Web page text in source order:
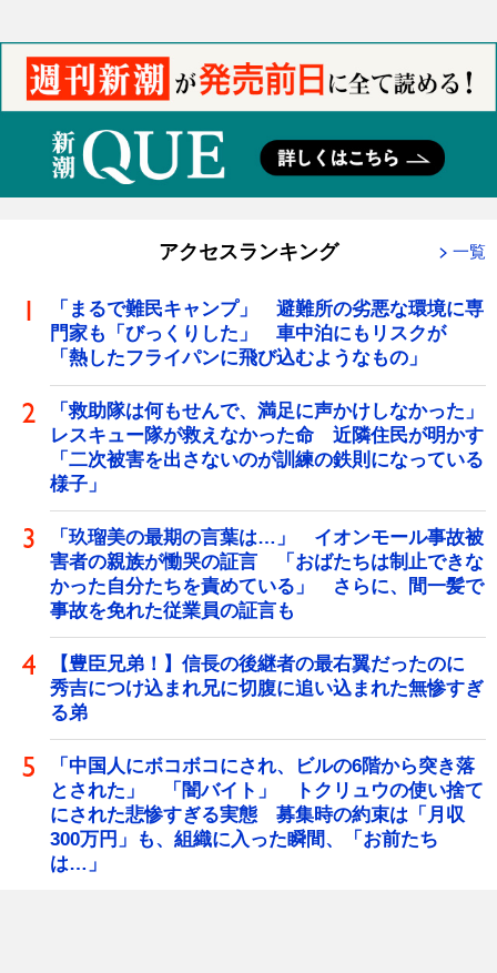
アクセスランキング 一覧
「まるで難民キャンプ」 避難所の劣悪な環境に専
門家も「びっくりした」 車中泊にもリスクが
「熱したフライパンに飛び込むようなもの」
「救助隊は何もせんで、満足に声かけしなかった」
レスキュー隊が救えなかった命 近隣住民が明かす
「二次被害を出さないのが訓練の鉄則になっている
様子」
「玖瑠美の最期の言葉は…」 イオンモール事故被
害者の親族が慟哭の証言 「おばたちは制止できな
かった自分たちを責めている」 さらに、間一髪で
事故を免れた従業員の証言も
【豊臣兄弟！】信長の後継者の最右翼だったのに
秀吉につけ込まれ兄に切腹に追い込まれた無惨すぎ
る弟
「中国人にボコボコにされ、ビルの6階から突き落
とされた」 「闇バイト」 トクリュウの使い捨て
にされた悲惨すぎる実態 募集時の約束は「月収
300万円」も、組織に入った瞬間、「お前たち
は…」